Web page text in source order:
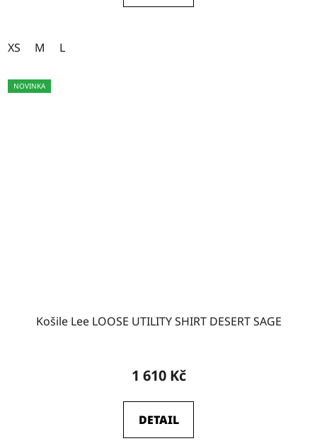
XS M L
NOVINKA
Košile Lee LOOSE UTILITY SHIRT DESERT SAGE
1 610 Kč
DETAIL